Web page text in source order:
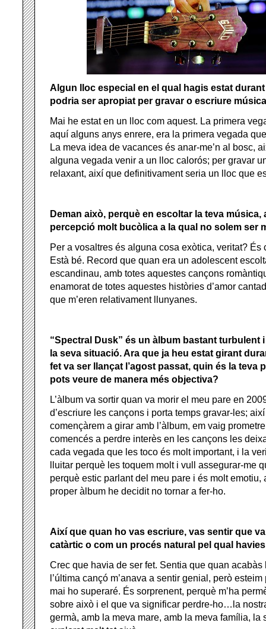
Algun lloc especial en el qual hagis estat
podria ser apropiat per gravar o escriure
Mai he estat en un lloc com aquest. La primera
aquí alguns anys enrere, era la primera vegada
La meva idea de vacances és anar-me’n al bosc,
alguna vegada venir a un lloc calorós; per gravar
relaxant, així que definitivament seria un lloc que
Deman això, perquè en escoltar la teva música,
percepció molt bucòlica a la qual no solem ser
Per a vosaltres és alguna cosa exòtica, veritat? És
Està bé. Record que quan era un adolescent
escandinau, amb totes aquestes cançons
enamorat de totes aquestes històries d’amor
que m’eren relativament llunyanes.
“Spectral Dusk” és un àlbum bastant turbulent
la seva situació. Ara que ja heu estat girant
fet va ser llançat l’agost passat, quin és la teva
pots veure de manera més objectiva?
L’àlbum va sortir quan va morir el meu pare en
d’escriure les cançons i porta temps gravar-les;
començàrem a girar amb l’àlbum, em vaig
comencés a perdre interès en les cançons les
cada vegada que les toco és molt important, i la
lluitar perquè les toquem molt i vull assegurar-me
perquè estic parlant del meu pare i és molt emotiu,
proper àlbum he decidit no tornar a fer-ho.
Així que quan ho vas escriure, vas sentir que
catàrtic o com un procés natural pel qual
Crec que havia de ser fet. Sentia que quan acabàs
l’última cançó m’anava a sentir genial, però
mai ho superaré. És sorprenent, perquè m’ha
sobre això i el que va significar perdre-ho…la
germà, amb la meva mare, amb la meva família, la